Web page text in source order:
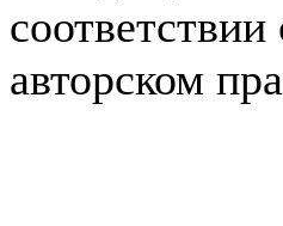
авторском